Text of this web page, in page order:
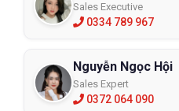
Sales Executive
0334 789 967
Nguyễn Ngọc Hội
Sales Expert
0372 064 090